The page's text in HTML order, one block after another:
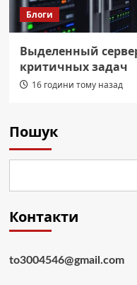
Блоги
Выделенный
критичных задач
16 години тому назад
Пошук
Контакти
to3004546@gmail.com